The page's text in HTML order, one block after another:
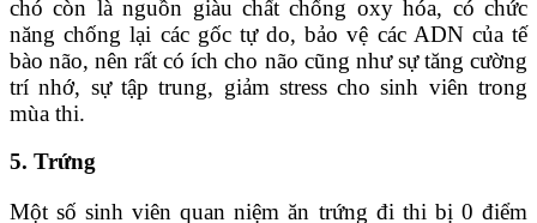
chó còn là nguồn giàu chất chống oxy hóa, có chức
năng chống lại các gốc tự do, bảo vệ các ADN của tế
bào não, nên rất có ích cho não cũng như sự tăng cường
trí nhớ, sự tập trung, giảm stress cho sinh viên trong
mùa thi.
5. Trứng
Một số sinh viên quan niệm ăn trứng đi thi bị 0 điểm